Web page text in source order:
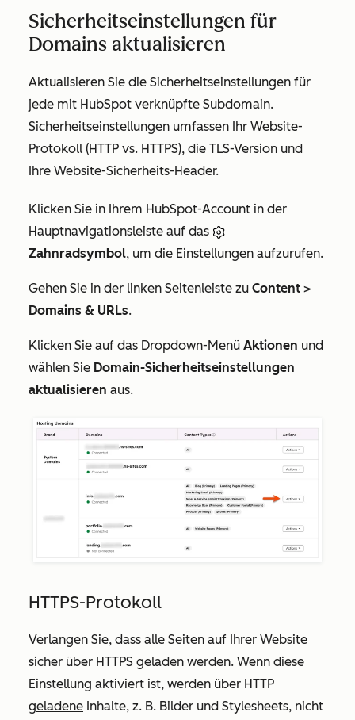
Sicherheitseinstellungen für
Domains aktualisieren
Aktualisieren Sie die Sicherheitseinstellungen für
jede mit HubSpot verknüpfte Subdomain.
Sicherheitseinstellungen umfassen Ihr Website-
Protokoll (HTTP vs. HTTPS), die TLS-Version und
Ihre Website-Sicherheits-Header.
Klicken Sie in Ihrem HubSpot-Account in der
Hauptnavigationsleiste auf das
Zahnradsymbol, um die Einstellungen aufzurufen.
Gehen Sie in der linken Seitenleiste zu Content >
Domains & URLs.
Klicken Sie auf das Dropdown-Menü Aktionen und
wählen Sie Domain-Sicherheitseinstellungen
aktualisieren aus.
HTTPS-Protokoll
Verlangen Sie, dass alle Seiten auf Ihrer Website
sicher über HTTPS geladen werden. Wenn diese
Einstellung aktiviert ist, werden über HTTP
geladene Inhalte, z. B. Bilder und Stylesheets, nicht